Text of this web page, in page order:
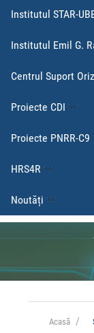
Institutul STAR-
Institutul Emil G.
Centrul Suport
Proiecte CDI
Proiecte PNRR-C9
HRS4R
Noutăți
Acasă